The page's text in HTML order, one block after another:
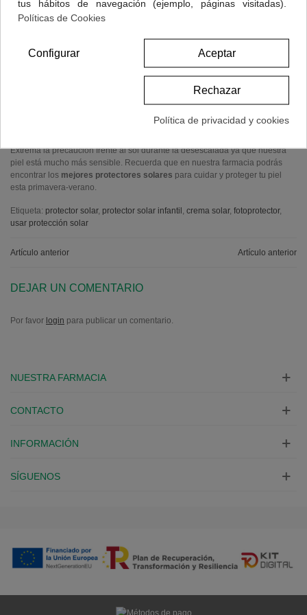
Si tienes pequeños, no te olvides de aplicarles el protector solar. Al tener una
piel mucho más fina que la de los adultos, deberás escoger fotoprotectores
delicada piel.
Debemos evitar el sol de medio día, entre las 12 y las 17 horas, ya que es
cuando más fuerza tiene y, por tanto, cuando más peligroso es. Asimismo, te
recomendamos salir con gafas de sol y con gorra o sombrero para
Por supuesto, si vas a tomar el sol o vas a estar en tu jardín, terraza o patio,
Extrema la precaución frente al sol durante la desescalada ya que nuestra
piel está mucho más sensible. Recuerda que en nuestra farmacia podrás
encontrar los mejores protectores solares para cuidar y proteger tu piel
esta primavera-verano.
Etiqueta: protector solar, protector solar infantil, crema solar, fotoprotector,
usar protección solar
Artículo anterior Artículo anterior
DEJAR UN COMENTARIO
Por favor login para publicar un comentario.
NUESTRA FARMACIA
CONTACTO
INFORMACIÓN
SÍGUENOS
tus hábitos de navegación (ejemplo, páginas visitadas).
Políticas de Cookies
Aceptar
Rechazar
Configurar
Política de privacidad y cookies